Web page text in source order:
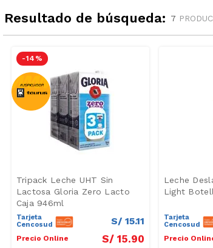
Resultado de búsqueda: 7
-14 %
Tripack Leche UHT Sin
Lactosa Gloria Zero Lacto
Caja 946ml
Tarjeta
Cencosud
S/ 15.11
Precio Online S/ 15.90
Leche
Light
Tarjeta
Cencosud
Precio